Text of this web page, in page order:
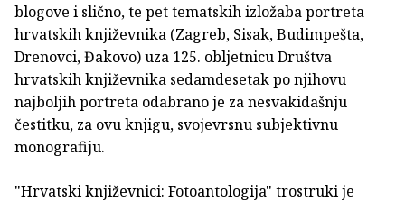
blogove i slično, te pet tematskih izložaba portreta
hrvatskih književnika (Zagreb, Sisak, Budimpešta,
Drenovci, Đakovo) uza 125. obljetnicu Društva
hrvatskih književnika sedamdesetak po njihovu
najboljih portreta odabrano je za nesvakidašnju
čestitku, za ovu knjigu, svojevrsnu subjektivnu
monografiju.
"Hrvatski književnici: Fotoantologija" trostruki je